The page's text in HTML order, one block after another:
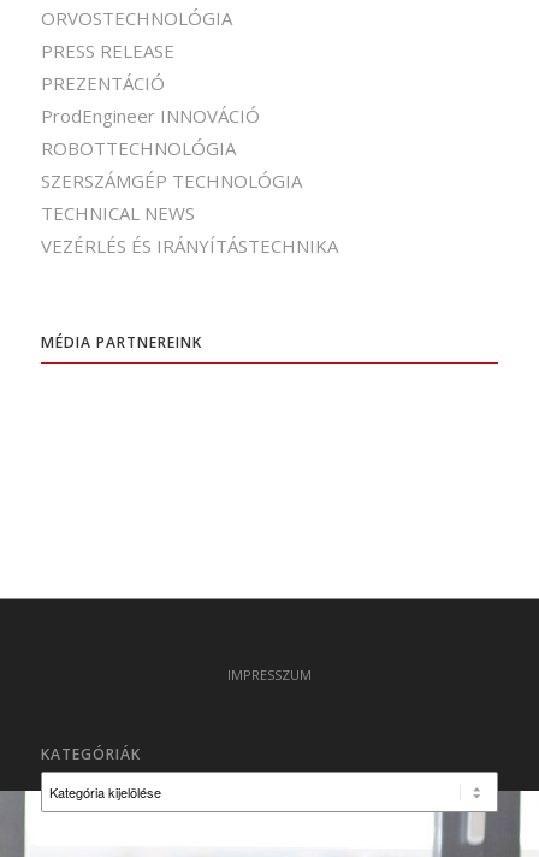
ORVOSTECHNOLÓGIA
PRESS RELEASE
PREZENTÁCIÓ
ProdEngineer INNOVÁCIÓ
ROBOTTECHNOLÓGIA
SZERSZÁMGÉP TECHNOLÓGIA
TECHNICAL NEWS
VEZÉRLÉS ÉS IRÁNYÍTÁSTECHNIKA
MÉDIA PARTNEREINK
IMPRESSZUM
KATEGÓRIÁK